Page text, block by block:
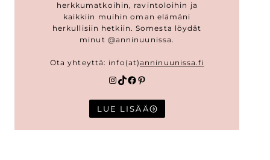
herkkumatkoihin, ravintoloihin ja
kaikkiin muihin oman elämäni
herkullisiin hetkiin. Somesta löydät
minut @anninuunissa.
Ota yhteyttä: info(at)anninuunissa.fi
Instagram
TikTok
Facebook
Pinterest
LUE LISÄÄ